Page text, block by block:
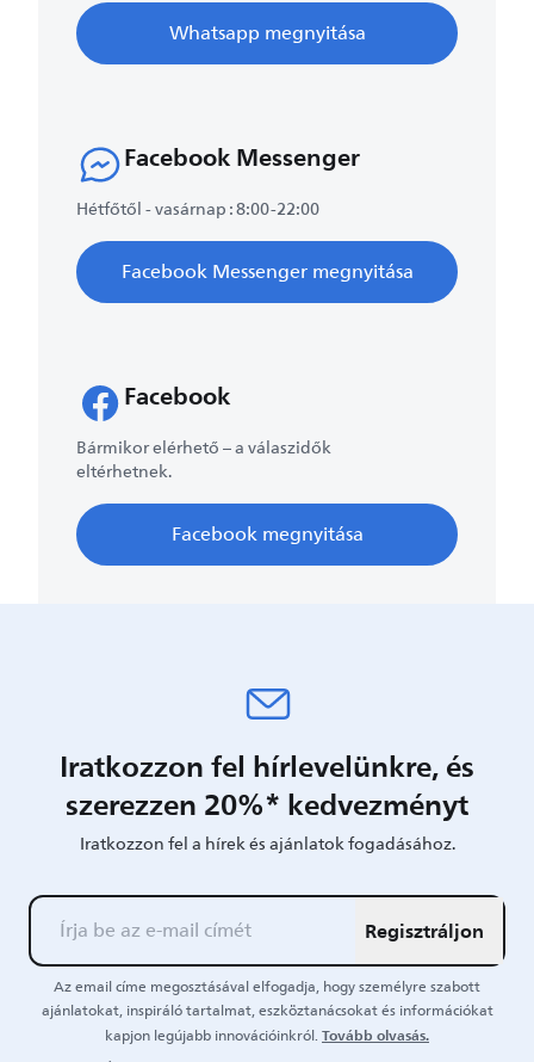
Whatsapp megnyitása
Facebook Messenger
Hétfőtől - vasárnap : 8:00-22:00
Facebook Messenger megnyitása​
Facebook
Bármikor elérhető – a válaszidők
eltérhetnek.
Facebook megnyitása​
Iratkozzon fel hírlevelünkre, és
szerezzen 20%* kedvezményt
Iratkozzon fel a hírek és ajánlatok fogadásához.
Regisztráljon
Az email címe megosztásával elfogadja, hogy személyre szabott
ajánlatokat, inspiráló tartalmat, eszköztanácsokat és információkat
kapjon legújabb innovációinkról.Tovább olvasás.